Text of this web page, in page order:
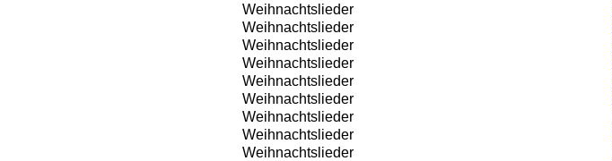
Weihnachtslieder
Weihnachtslieder
Weihnachtslieder
Weihnachtslieder
Weihnachtslieder
Weihnachtslieder
Weihnachtslieder
Weihnachtslieder
Weihnachtslieder